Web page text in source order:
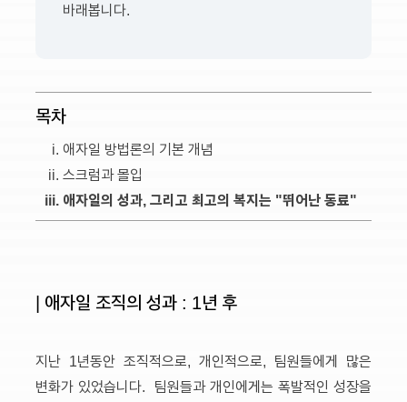
바래봅니다.
목차
애자일 방법론의 기본 개념
스크럼과 몰입
애자일의 성과, 그리고 최고의 복지는 "뛰어난 동료"
| 애자일 조직의 성과 : 1년 후
지난 1년동안 조직적으로, 개인적으로, 팀원들에게 많은
변화가 있었습니다. 팀원들과 개인에게는 폭발적인 성장을